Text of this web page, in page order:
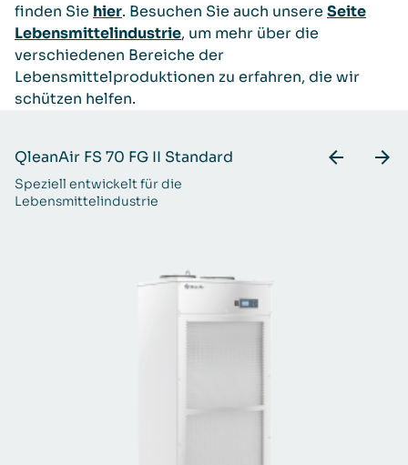
finden Sie hier. Besuchen Sie auch unsere Seite
Lebensmittelindustrie, um mehr über die
verschiedenen Bereiche der
Lebensmittelproduktionen zu erfahren, die wir
schützen helfen.
QleanAir FS 70 FG II Standard
Speziell entwickelt für die
Lebensmittelindustrie